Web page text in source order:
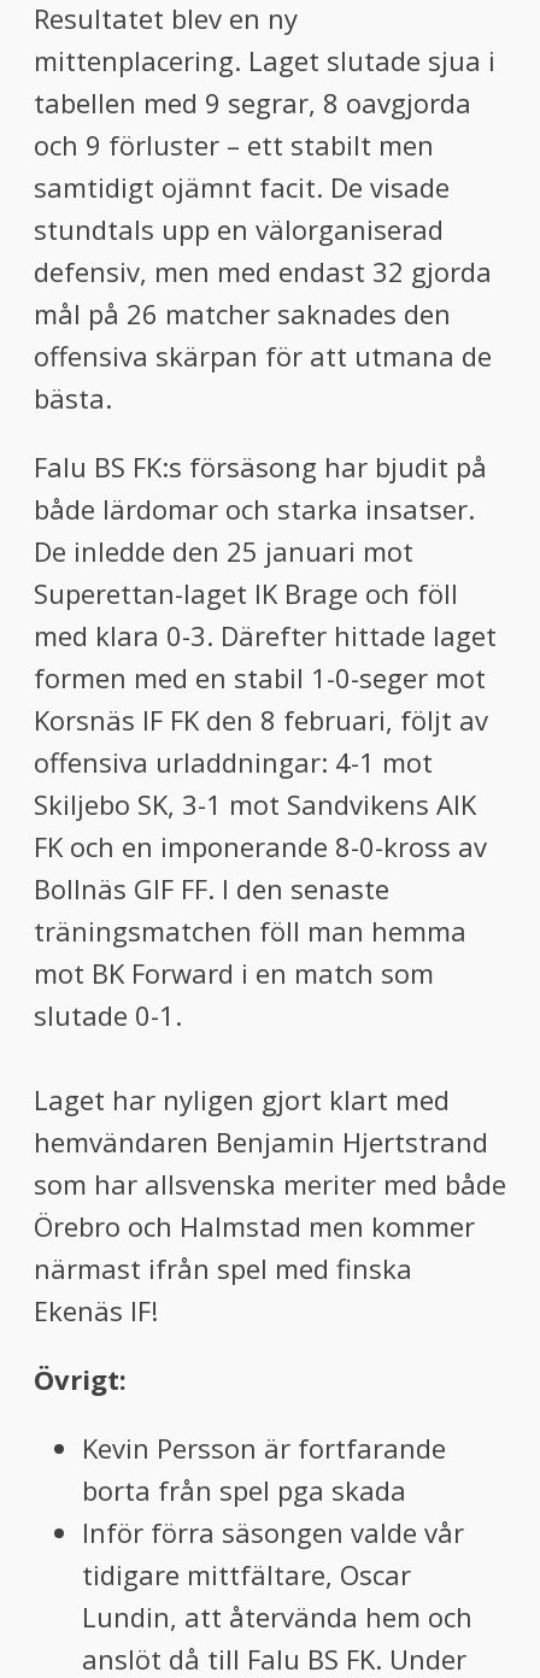
Resultatet blev en ny
mittenplacering. Laget slutade sjua i
tabellen med 9 segrar, 8 oavgjorda
och 9 förluster – ett stabilt men
samtidigt ojämnt facit. De visade
stundtals upp en välorganiserad
defensiv, men med endast 32 gjorda
mål på 26 matcher saknades den
offensiva skärpan för att utmana de
bästa.
Falu BS FK:s försäsong har bjudit på
både lärdomar och starka insatser.
De inledde den 25 januari mot
Superettan-laget IK Brage och föll
med klara 0-3. Därefter hittade laget
formen med en stabil 1-0-seger mot
Korsnäs IF FK den 8 februari, följt av
offensiva urladdningar: 4-1 mot
Skiljebo SK, 3-1 mot Sandvikens AIK
FK och en imponerande 8-0-kross av
Bollnäs GIF FF. I den senaste
träningsmatchen föll man hemma
mot BK Forward i en match som
slutade 0-1.
Laget har nyligen gjort klart med
hemvändaren Benjamin Hjertstrand
som har allsvenska meriter med både
Örebro och Halmstad men kommer
närmast ifrån spel med finska
Ekenäs IF!
Övrigt:
Kevin Persson är fortfarande
borta från spel pga skada
Inför förra säsongen valde vår
tidigare mittfältare, Oscar
Lundin, att återvända hem och
anslöt då till Falu BS FK. Under